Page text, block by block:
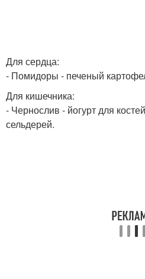
Для сердца:
- Помидоры - печеный
Для кишечника:
- Чернослив - йогурт для
сельдерей.